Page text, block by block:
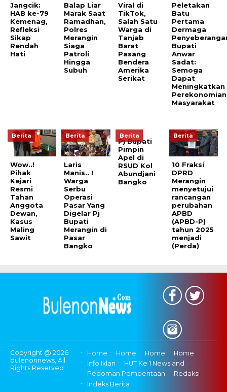
Jangcik:
HAB ke-79
Kemenag,
Refleksi
Sikap
Rendah
Hati
Balap Liar
Marak Saat
Ramadhan,
Polres
Merangin
Siaga
Patroli
Hingga
Subuh
Viral di
TikTok,
Salah Satu
Warga di
Tanjab
Barat
Pasang
Bendera
Amerika
Serikat
Peletakan
Batu
Pertama
Dermaga
Bupati
Anwar
Sadat:
Semoga
Dapat
Meningkatkan
Perekonomian
Masyarakat
Berita
Wow..!
Pihak
Kejari
Resmi
Tahan
Anggota
Dewan,
Kasus
Maling
Sawit
Berita
Laris
Manis.. !
Warga
Serbu
Operasi
Pasar Yang
Digelar Pj
Bupati
Merangin di
Pasar
Bangko
Berita
Pj Bupati
Pimpin
Apel di
RSUD Kol
Abundjani
Bangko
Berita
10 Fraksi
DPRD
Merangin
menyetujui
rancangan
perubahan
APBD
(APBD-P)
tahun 2025
menjadi
(Perda)
Copyright @ 2026
bulenonnews, All
Rights Reserved
Home Home Home
Home
Info Iklan
HUT Ke 1 Newsland
Pedoman Pemberitaan
Redaksi
Indeks Berita